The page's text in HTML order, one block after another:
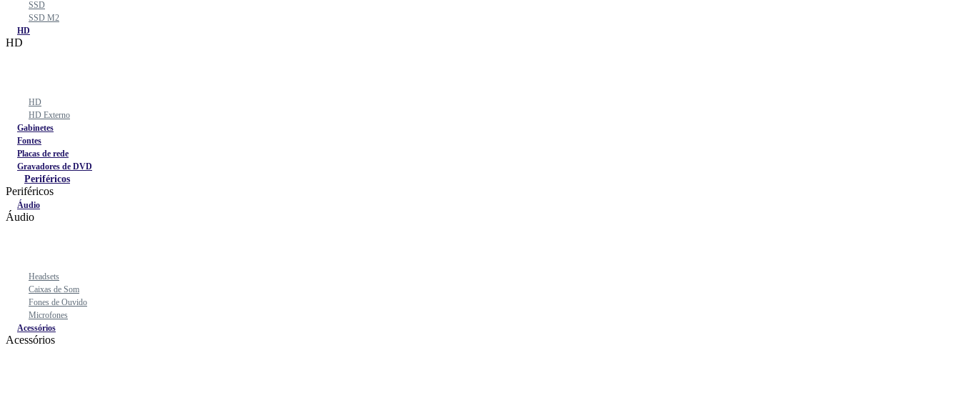
SSD
SSD M2
HD
HD
HD
HD Externo
Gabinetes
Fontes
Placas de rede
Gravadores de DVD
Periféricos
Periféricos
Áudio
Áudio
Headsets
Caixas de Som
Fones de Ouvido
Microfones
Acessórios
Acessórios